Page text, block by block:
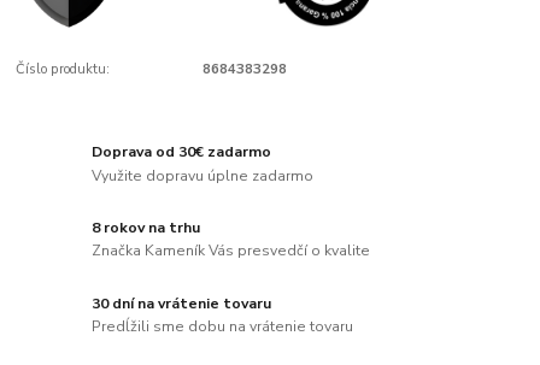
Číslo produktu: 8684383298
Doprava od 30€ zadarmo
Využite dopravu úplne zadarmo
8 rokov na trhu
Značka Kameník Vás presvedčí o kvalite
30 dní na vrátenie tovaru
Predĺžili sme dobu na vrátenie tovaru